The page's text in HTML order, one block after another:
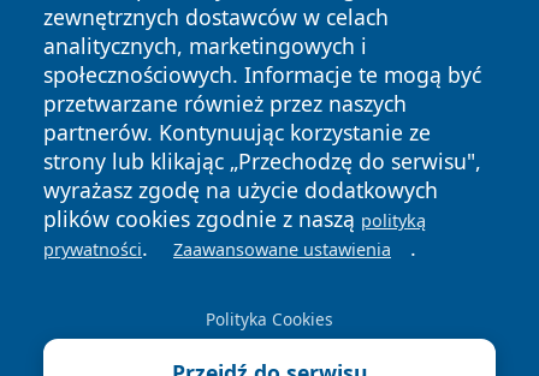
zewnętrznych dostawców w celach
analitycznych, marketingowych i
społecznościowych. Informacje te mogą być
przetwarzane również przez naszych
partnerów. Kontynuując korzystanie ze
strony lub klikając „Przechodzę do serwisu",
wyrażasz zgodę na użycie dodatkowych
plików cookies zgodnie z naszą polityką
prywatności. Zaawansowane ustawienia .
Polityka Cookies
Copyright © 2026 24slupsk.pl Wszystkie prawa zastrzeżone.
News Autorzy
Polityka
Prywatności
Polityka
Cookies